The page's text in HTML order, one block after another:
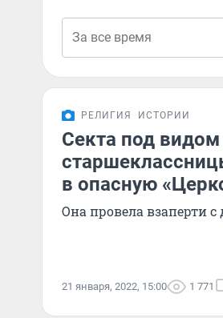
РЕЛИГИЯ ИСТОРИИ
Секта под
в опасную
Она провела взаперти
21 января, 2022, 15:00 1 771